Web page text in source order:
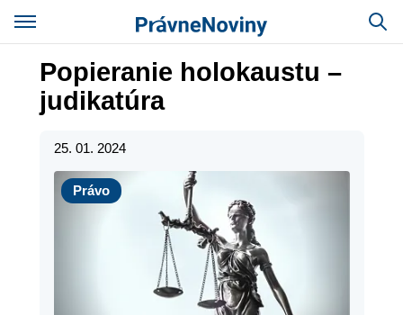
Popieranie holokaustu –
judikatúra
25. 01. 2024
Právo
Právo